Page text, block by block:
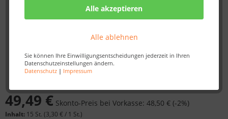
Alle akzeptieren
Alle ablehnen
Sie können Ihre Einwilligungsentscheidungen jederzeit in Ihren
Datenschutzeinstellungen ändern.
Datenschutz| Impressum
49,49 € Skonto-Preis bei Vorkasse: 48,50 € (-2%)
Inhalt: 15 St. (3,30 €/ 1 St.)